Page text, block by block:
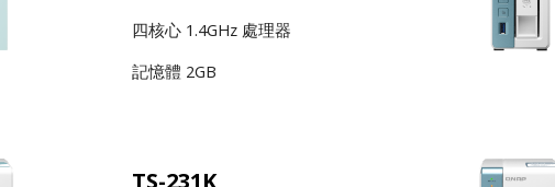
四核心 1.4GHz 處理器
記憶體 2GB
TS-231K